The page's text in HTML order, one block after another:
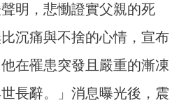
明，悲慟證實父親的死
沉痛與不捨的心情，宣布
在罹患突發且嚴重的漸凍
長辭。」消息曝光後，震